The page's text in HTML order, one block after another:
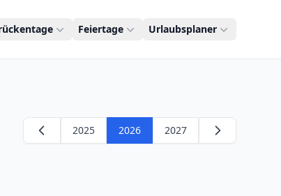
Feiertage Urlaubsplaner
2025 2026 2027